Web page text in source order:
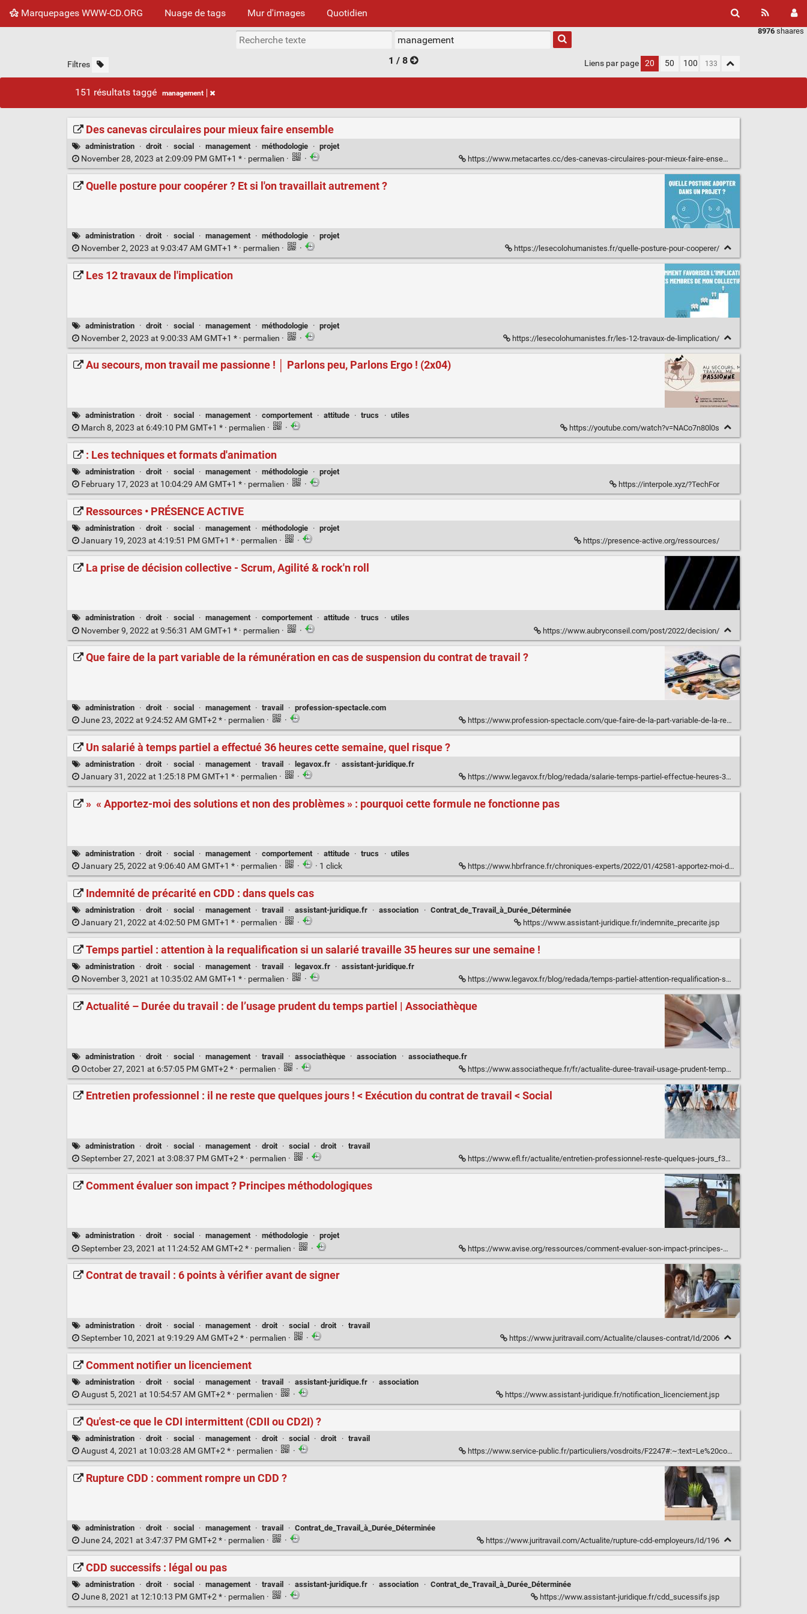
Marquepages WWW-CD.ORG Nuage de tags Mur d'images Quotidien
8976 shaares
Filtres 1 / 8 Liens par page 20 50 100
151 résultats taggé management
Des canevas circulaires pour mieux faire ensemble
administration · droit · social · management · méthodologie · projet
November 28, 2023 at 2:09:09 PM GMT+1 * · permalien · · https://www.metacartes.cc/des-canevas-circulaires-pour-mieux-faire-ensemble/
Quelle posture pour coopérer ? Et si l'on travaillait autrement ?
administration · droit · social · management · méthodologie · projet
November 2, 2023 at 9:03:47 AM GMT+1 * · permalien · · https://lesecolohumanistes.fr/quelle-posture-pour-cooperer/
Les 12 travaux de l'implication
administration · droit · social · management · méthodologie · projet
November 2, 2023 at 9:00:33 AM GMT+1 * · permalien · · https://lesecolohumanistes.fr/les-12-travaux-de-limplication/
Au secours, mon travail me passionne ! │ Parlons peu, Parlons Ergo ! (2x04)
administration · droit · social · management · comportement · attitude · trucs · utiles
March 8, 2023 at 6:49:10 PM GMT+1 * · permalien · · https://youtube.com/watch?v=NACo7n80l0s
: Les techniques et formats d'animation
administration · droit · social · management · méthodologie · projet
February 17, 2023 at 10:04:29 AM GMT+1 * · permalien · · https://interpole.xyz/?TechFor
Ressources • PRÉSENCE ACTIVE
administration · droit · social · management · méthodologie · projet
January 19, 2023 at 4:19:51 PM GMT+1 * · permalien · · https://presence-active.org/ressources/
La prise de décision collective - Scrum, Agilité & rock'n roll
administration · droit · social · management · comportement · attitude · trucs · utiles
November 9, 2022 at 9:56:31 AM GMT+1 * · permalien · · https://www.aubryconseil.com/post/2022/decision/
Que faire de la part variable de la rémunération en cas de suspension du contrat de travail ?
administration · droit · social · management · travail · profession-spectacle.com
June 23, 2022 at 9:24:52 AM GMT+2 * · permalien · · https://www.profession-spectacle.com/que-faire-de-la-part-variable-de-la-remuneration-en-cas-de-suspension-du-contrat-de-travail/
Un salarié à temps partiel a effectué 36 heures cette semaine, quel risque ?
administration · droit · social · management · travail · legavox.fr · assistant-juridique.fr
January 31, 2022 at 1:25:18 PM GMT+1 * · permalien · · https://www.legavox.fr/blog/redada/salarie-temps-partiel-effectue-heures-31903.htm
» « Apportez-moi des solutions et non des problèmes » : pourquoi cette formule ne fonctionne pas
administration · droit · social · management · comportement · attitude · trucs · utiles
January 25, 2022 at 9:06:40 AM GMT+1 * · permalien · · · 1 click https://www.hbrfrance.fr/chroniques-experts/2022/01/42581-apportez-moi-des-solutions-et-non-des-problemes-pourquoi-cette-formule-est-un-probleme/
Indemnité de précarité en CDD : dans quels cas
administration · droit · social · management · travail · assistant-juridique.fr · association · Contrat_de_Travail_à_Durée_Déterminée
January 21, 2022 at 4:02:50 PM GMT+1 * · permalien · · https://www.assistant-juridique.fr/indemnite_precarite.jsp
Temps partiel : attention à la requalification si un salarié travaille 35 heures sur une semaine !
administration · droit · social · management · travail · legavox.fr · assistant-juridique.fr
November 3, 2021 at 10:35:02 AM GMT+1 * · permalien · · https://www.legavox.fr/blog/redada/temps-partiel-attention-requalification-salarie-31444.htm
Actualité – Durée du travail : de l’usage prudent du temps partiel | Associathèque
administration · droit · social · management · travail · associathèque · association · associatheque.fr
October 27, 2021 at 6:57:05 PM GMT+2 * · permalien · · https://www.associatheque.fr/fr/actualite-duree-travail-usage-prudent-temps-partiel.html
Entretien professionnel : il ne reste que quelques jours ! < Exécution du contrat de travail < Social
administration · droit · social · management · droit · social · droit · travail
September 27, 2021 at 3:08:37 PM GMT+2 * · permalien · · https://www.efl.fr/actualite/entretien-professionnel-reste-quelques-jours_f3a77edd8-e5ea-4726-a0c4-381dc13d6d4f
Comment évaluer son impact ? Principes méthodologiques
administration · droit · social · management · méthodologie · projet
September 23, 2021 at 11:24:52 AM GMT+2 * · permalien · · https://www.avise.org/ressources/comment-evaluer-son-impact-principes-methodologiques
Contrat de travail : 6 points à vérifier avant de signer
administration · droit · social · management · droit · social · droit · travail
September 10, 2021 at 9:19:29 AM GMT+2 * · permalien · · https://www.juritravail.com/Actualite/clauses-contrat/Id/2006
Comment notifier un licenciement
administration · droit · social · management · travail · assistant-juridique.fr · association
August 5, 2021 at 10:54:57 AM GMT+2 * · permalien · · https://www.assistant-juridique.fr/notification_licenciement.jsp
Qu'est-ce que le CDI intermittent (CDII ou CD2I) ?
administration · droit · social · management · droit · social · droit · travail
August 4, 2021 at 10:03:28 AM GMT+2 * · permalien · · https://www.service-public.fr/particuliers/vosdroits/F2247#:~:text=Le%20contrat%20de%20travail%20intermittent,%27importantes%20variations%20d%27activit%C3%A9
Rupture CDD : comment rompre un CDD ?
administration · droit · social · management · travail · Contrat_de_Travail_à_Durée_Déterminée
June 24, 2021 at 3:47:37 PM GMT+2 * · permalien · · https://www.juritravail.com/Actualite/rupture-cdd-employeurs/Id/196
CDD successifs : légal ou pas
administration · droit · social · management · travail · assistant-juridique.fr · association · Contrat_de_Travail_à_Durée_Déterminée
June 8, 2021 at 12:10:13 PM GMT+2 * · permalien · · https://www.assistant-juridique.fr/cdd_sucessifs.jsp